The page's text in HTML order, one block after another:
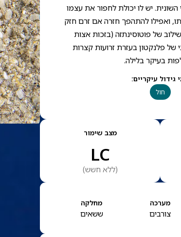
יש לו יכולת לחפור את עצמו
ואפילו להתהפך חזרה אם זרם חזק
של פוטוסינתזה (בזכות אצות
של פלנקטון בעזרת זרועות קצרות
בעיקר בלילה.
גידול עיקריים:
חול
מצב שימור
LC
(ללא חשש)
מערכה
צורבים
מחלקה
ששאים